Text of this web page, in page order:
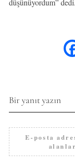
düşünüyordum” dedi.
Bir yanıt yazın
E-posta
alanlar